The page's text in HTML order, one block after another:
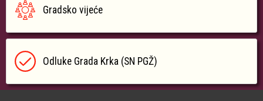
Gradsko vijeće
Odluke Grada Krka (SN PGŽ)